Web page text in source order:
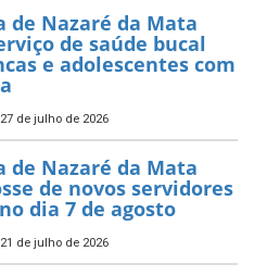
de Nazaré da Mata
de saúde bucal
e adolescentes com
de julho de 2026
de Nazaré da Mata
de novos servidores
dia 7 de agosto
de julho de 2026